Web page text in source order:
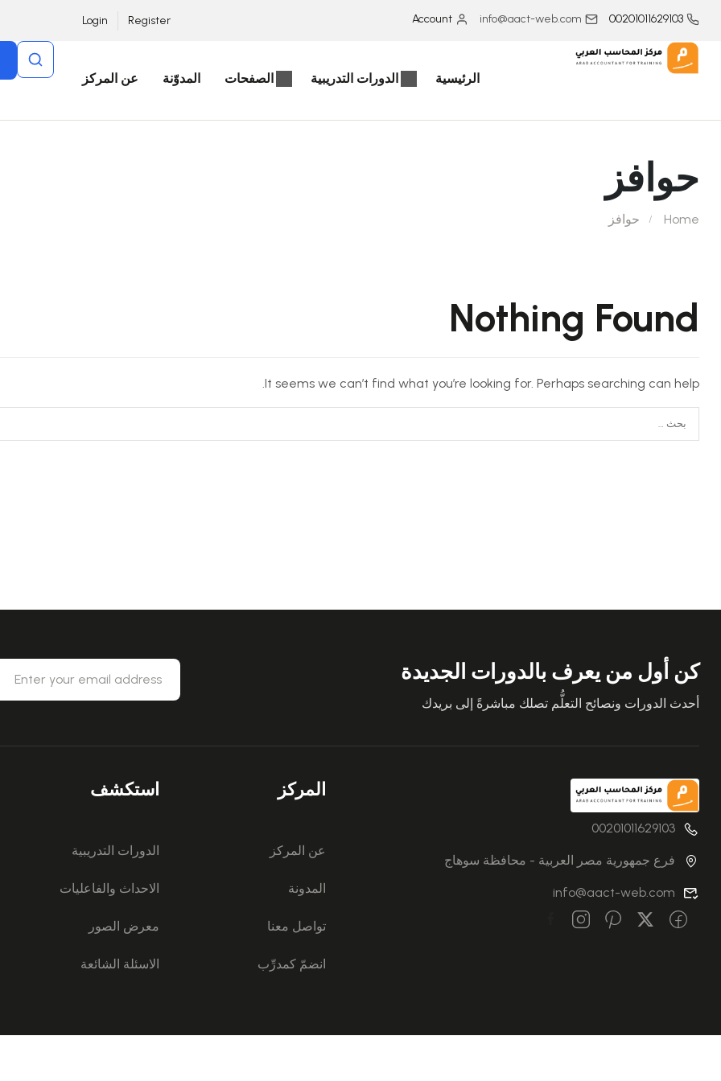
00201011629103
info@aact-web.com
Account
Register
Login
الرئيسية الدورات التدريبية الصفحات المدوّنة عن المركز
حوافز
Home حوافز
Nothing Found
It seems we can’t find what you’re looking for. Perhaps searching can help.
كن أول من يعرف بالدورات الجديدة
أحدث الدورات ونصائح التعلُّم تصلك مباشرةً إلى بريدك
00201011629103
فرع جمهورية مصر العربية - محافظة سوهاج
info@aact-web.com
المركز
عن المركز
المدونة
تواصل معنا
انضمّ كمدرِّب
استكشف
الدورات التدريبية
الاحداث والفاعليات
معرض الصور
الاسئلة الشائعة